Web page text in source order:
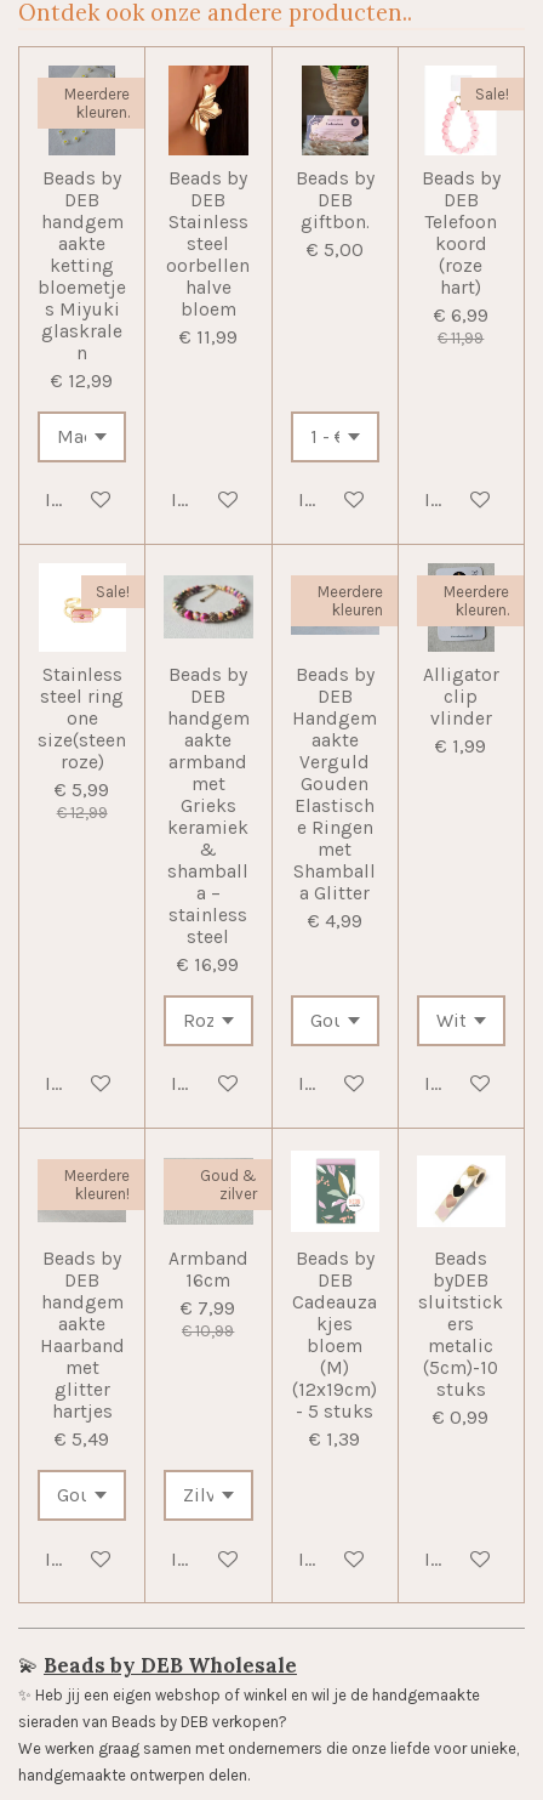
Ontdek ook onze andere producten..
Meerdere
kleuren.
Beads by
DEB
handgem
aakte
ketting
bloemetje
s Miyuki
glaskrale
n
€ 12,99
In winkelwagen
Beads by
DEB
Stainless
steel
oorbellen
halve
bloem
€ 11,99
In winkelwagen
Beads by
DEB
giftbon.
€ 5,00
In winkelwagen
Sale!
Beads by
DEB
Telefoon
koord
(roze
hart)
€ 6,99
€ 11,99
In
Sale!
Stainless
steel ring
one
size(steen
roze)
€ 5,99
€ 12,99
In winkelwagen
Beads by
DEB
handgem
aakte
armband
met
Grieks
keramiek
&
shamball
a –
stainless
steel
€ 16,99
In winkelwagen
Meerdere
kleuren
Beads by
DEB
Handgem
aakte
Verguld
Gouden
Elastisch
e Ringen
met
Shamball
a Glitter
€ 4,99
In winkelwagen
Meerdere
kleuren.
Alligator
clip
vlinder
€ 1,99
In
Meerdere
kleuren!
Beads by
DEB
handgem
aakte
Haarband
met
glitter
hartjes
€ 5,49
In winkelwagen
Goud &
zilver
Armband
16cm
€ 7,99
€ 10,99
In winkelwagen
Beads by
DEB
Cadeauza
kjes
bloem
(M)
(12x19cm)
- 5 stuks
€ 1,39
In winkelwagen
Beads
byDEB
sluitstick
ers
metalic
(5cm)-10
stuks
€ 0,99
In
💫 Beads by DEB Wholesale
✨️ Heb jij een eigen webshop of winkel en wil je de handgemaakte
sieraden van Beads by DEB verkopen?
We werken graag samen met ondernemers die onze liefde voor unieke,
handgemaakte ontwerpen delen.